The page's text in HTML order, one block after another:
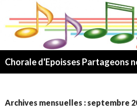
Archives mensuelles : septembre